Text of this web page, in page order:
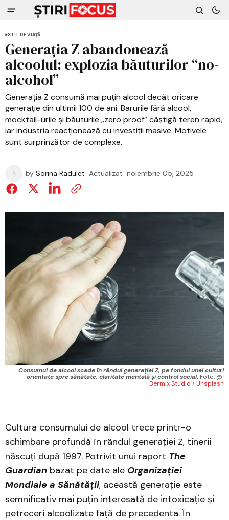
STIL DE VIAȚĂ
Generația Z abandonează
alcoolul: explozia băuturilor “no-
alcohol”
Generația Z consumă mai puțin alcool decât oricare
generație din ultimii 100 de ani. Barurile fără alcool,
mocktail-urile și băuturile „zero proof” câștigă teren rapid,
iar industria reacționează cu investiții masive. Motivele
sunt surprinzător de complexe.
by Sorina Radulet Actualizat noiembrie 05, 2025
Consumul de alcool scade în rândul generației Z, pe fondul unei culturi
orientate spre sănătate, claritate mentală și control social. Foto: @
Bermix Studio / Unsplash
Cultura consumului de alcool trece printr-o
schimbare profundă în rândul generației Z, tinerii
născuți după 1997. Potrivit unui raport The
Guardian bazat pe date ale Organizației
Mondiale a Sănătății, această generație este
semnificativ mai puțin interesată de intoxicație și
petreceri alcoolizate față de precedenta. În